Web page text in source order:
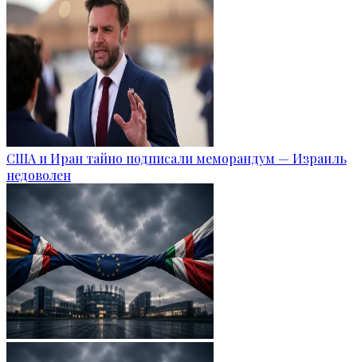
США и Иран тайно подписали меморандум — Израиль
недоволен